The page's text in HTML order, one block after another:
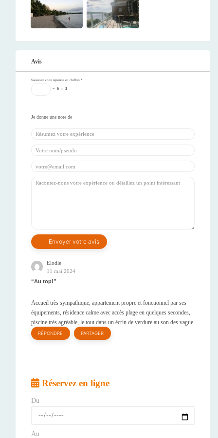
Avis
Saisissez votre réponse en chiffres *
− 6 = 3
Elodie
11 mai 2024
Au top!
Accueil très sympathique, appartement propre et fonctionnel par ses
équipements, résidence calme avec accès plage en quelques secondes,
piscine très agréable, le tout dans un écrin de verdure au son des vague.
RÉPONDRE PARTAGER
Réservez en ligne
Du
Au